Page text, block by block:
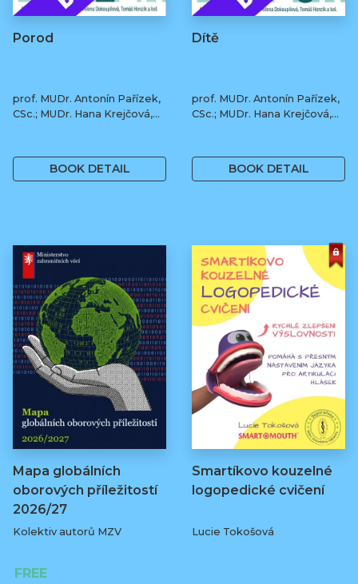
Porod
prof. MUDr. Antonín Pařízek,
CSc.; MUDr. Hana Krejčová,
Tomáš Honzík, Ph.D. a kol.
BOOK DETAIL
Dítě
prof. MUDr. Antonín Pařízek,
CSc.; MUDr. Hana Krejčová,
Tomáš Honzík, Ph.D. a kol.
BOOK DETAIL
Mapa globálních
oborových příležitostí
2026/27
Kolektiv autorů MZV
FREE
Smartíkovo kouzelné
logopedické cvičení
Lucie Tokošová